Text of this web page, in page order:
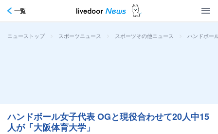
一覧
ニューストップ > スポーツニュース > スポーツその他ニュース > ハンドボー
ハンドボール女子代表 OGと現役合わせて20人中15
人が「大阪体育大学」